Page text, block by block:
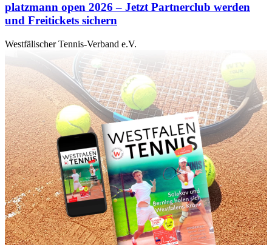
platzmann open 2026 – Jetzt Partnerclub werden
und Freitickets sichern
Westfälischer Tennis-Verband e.V.